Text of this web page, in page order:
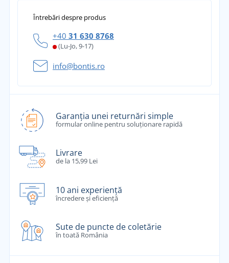
Întrebări despre produs
+40 31 630 8768
(Lu-Jo, 9-17)
info@bontis.ro
Garanția unei returnări simple
formular online pentru soluționare rapidă
Livrare
de la 15,99 Lei
10 ani experiență
încredere și eficiență
Sute de puncte de coletărie
în toată România